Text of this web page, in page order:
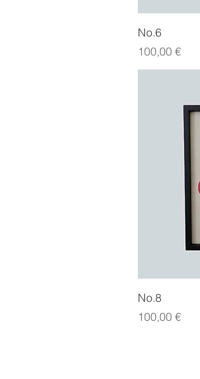
No.6
Pris
100,00 €
No.8
Pris
100,00 €